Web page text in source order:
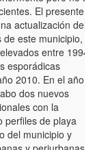
El presente
actualización del
este municipio,
entre 1994
esporádicas
2010. En el año
dos nuevos
con la
perfiles de playa
del municipio y